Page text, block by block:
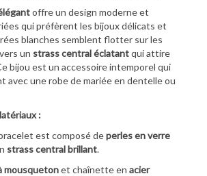
offre un design moderne et
qui préfèrent les bijoux délicats et
blanches semblent flotter sur les
un strass central éclatantqui attire
bijou est un accessoire intemporel qui
avec une robe de mariée en dentelle ou
:
est composé deperles en verre
strass central brillant.
mousquetonet chaînette en acier